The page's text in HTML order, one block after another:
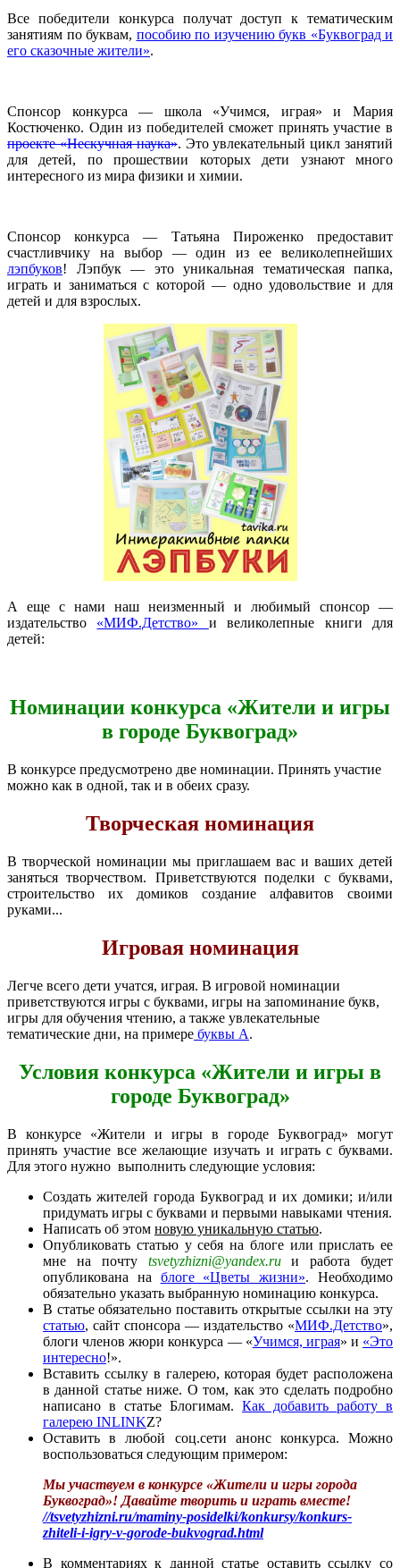
Все победители конкурса получат доступ к тематическим
занятиям по буквам, пособию по изучению букв «Буквоград и
его сказочные жители».
Спонсор конкурса — школа «Учимся, играя» и Мария
Костюченко. Один из победителей сможет принять участие в
проекте «Нескучная наука». Это увлекательный цикл занятий
для детей, по прошествии которых дети узнают много
интересного из мира физики и химии.
Спонсор конкурса — Татьяна Пироженко предоставит
счастливчику на выбор — один из ее великолепнейших
лэпбуков! Лэпбук — это уникальная тематическая папка,
играть и заниматься с которой — одно удовольствие и для
детей и для взрослых.
А еще с нами наш неизменный и любимый спонсор —
издательство «МИФ.Детство» и великолепные книги для
детей:
Номинации конкурса «Жители и игры
в городе Буквоград»
В конкурсе предусмотрено две номинации. Принять участие
можно как в одной, так и в обеих сразу.
Творческая номинация
В творческой номинации мы приглашаем вас и ваших детей
заняться творчеством. Приветствуются поделки с буквами,
строительство их домиков создание алфавитов своими
руками...
Игровая номинация
Легче всего дети учатся, играя. В игровой номинации
приветствуются игры с буквами, игры на запоминание букв,
игры для обучения чтению, а также увлекательные
тематические дни, на примере буквы А.
Условия конкурса «Жители и игры в
городе Буквоград»
В конкурсе «Жители и игры в городе Буквоград» могут
принять участие все желающие изучать и играть с буквами.
Для этого нужно выполнить следующие условия:
Создать жителей города Буквоград и их домики; и/или
придумать игры с буквами и первыми навыками чтения.
Написать об этом новую уникальную статью.
Опубликовать статью у себя на блоге или прислать ее
мне на почту tsvetyzhizni@yandex.ruи работа будет
опубликована на блоге «Цветы жизни». Необходимо
обязательно указать выбранную номинацию конкурса.
В статье обязательно поставить открытые ссылки на эту
статью, сайт спонсора — издательство «МИФ.Детство»,
блоги членов жюри конкурса — «Учимся, играя» и «Это
интересно!».
Вставить ссылку в галерею, которая будет расположена
в данной статье ниже. О том, как это сделать подробно
написано в статье Блогимам. Как добавить работу в
галерею INLINKZ?
Оставить в любой соц.сети анонс конкурса. Можно
воспользоваться следующим примером:
Мы участвуем в конкурсе «Жители и игры города
Буквоград»! Давайте творить и играть вместе!
//tsvetyzhizni.ru/maminy-posidelki/konkursy/konkurs-
zhiteli-i-igry-v-gorode-bukvograd.html
В комментариях к данной статье оставить ссылку со